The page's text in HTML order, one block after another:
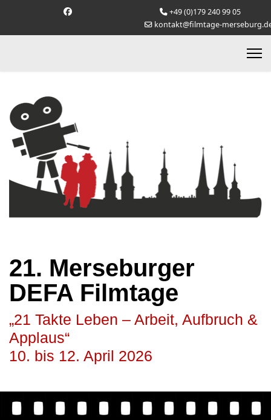
+49 (0)179 240 99 05
kontakt@filmtage-
21. Merseburger
DEFA Filmtage
„21 Takte Leben – Arbeit, Aufbruch &
Applaus“
10. bis 12. April 2026